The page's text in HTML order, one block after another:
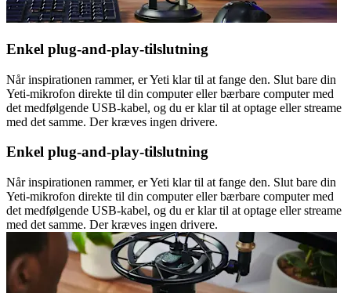
Enkel plug-and-play-tilslutning
Når inspirationen rammer, er Yeti klar til at fange den. Slut bare din
Yeti-mikrofon direkte til din computer eller bærbare computer med
det medfølgende USB-kabel, og du er klar til at optage eller streame
med det samme. Der kræves ingen drivere.
Enkel plug-and-play-tilslutning
Når inspirationen rammer, er Yeti klar til at fange den. Slut bare din
Yeti-mikrofon direkte til din computer eller bærbare computer med
det medfølgende USB-kabel, og du er klar til at optage eller streame
med det samme. Der kræves ingen drivere.